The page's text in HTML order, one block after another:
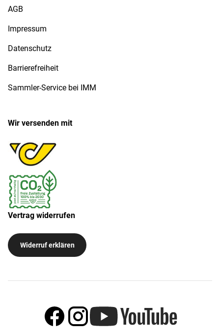
AGB
Impressum
Datenschutz
Barrierefreiheit
Sammler-Service bei IMM
Wir versenden mit
Vertrag widerrufen
Widerruf erklären